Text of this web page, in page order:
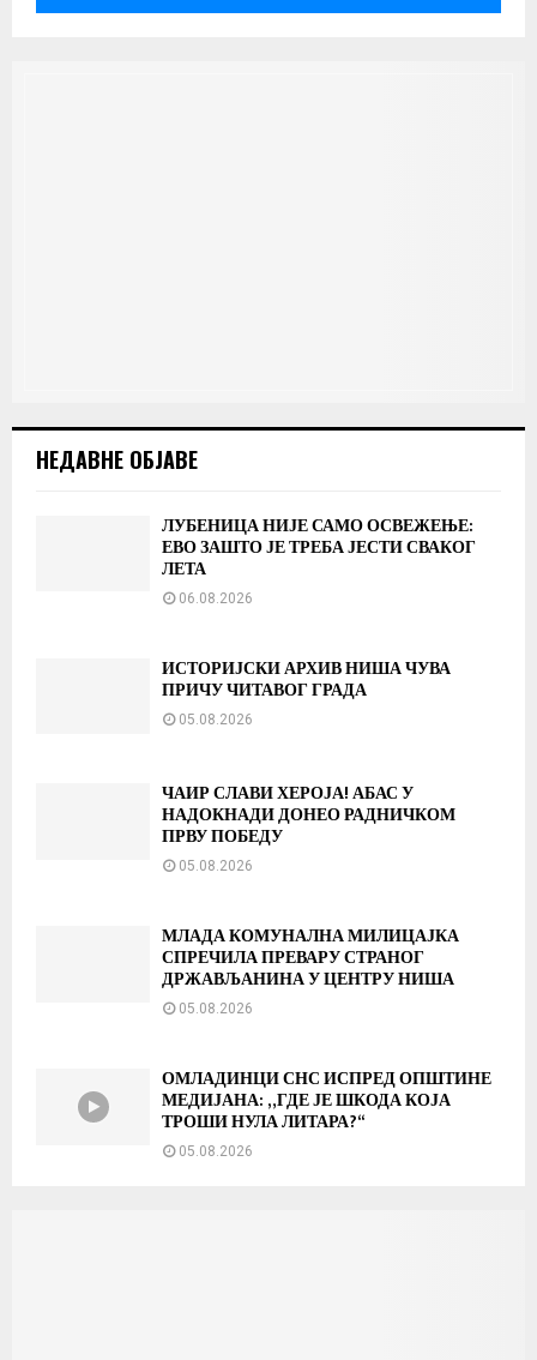
НЕДАВНЕ ОБЈАВЕ
ЛУБЕНИЦА НИЈЕ САМО ОСВЕЖЕЊЕ:
ЕВО ЗАШТО ЈЕ ТРЕБА ЈЕСТИ СВАКОГ
ЛЕТА
06.08.2026
ИСТОРИЈСКИ АРХИВ НИША ЧУВА
ПРИЧУ ЧИТАВОГ ГРАДА
05.08.2026
ЧАИР СЛАВИ ХЕРОЈА! АБАС У
НАДОКНАДИ ДОНЕО РАДНИЧКОМ
ПРВУ ПОБЕДУ
05.08.2026
МЛАДА КОМУНАЛНА МИЛИЦАЈКА
СПРЕЧИЛА ПРЕВАРУ СТРАНОГ
ДРЖАВЉАНИНА У ЦЕНТРУ НИША
05.08.2026
ОМЛАДИНЦИ СНС ИСПРЕД ОПШТИНЕ
МЕДИЈАНА: „ГДЕ ЈЕ ШКОДА КОЈА
ТРОШИ НУЛА ЛИТАРА?“
05.08.2026